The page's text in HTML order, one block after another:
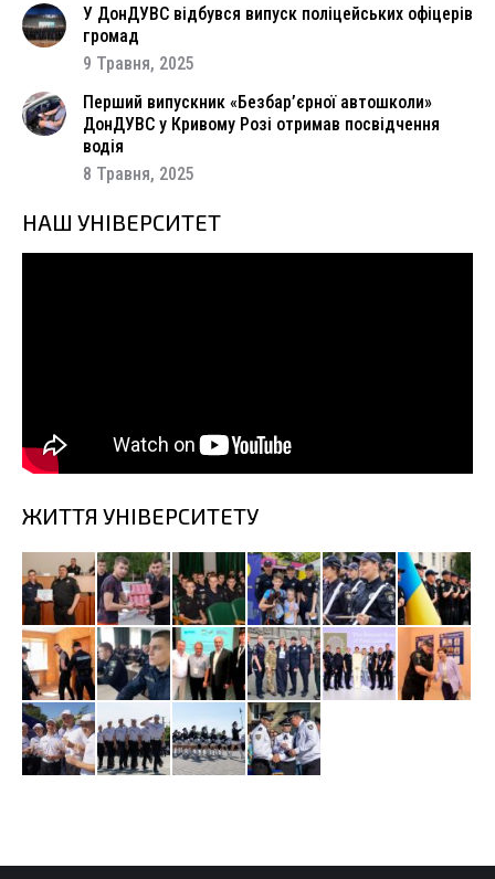
У ДонДУВС відбувся випуск поліцейських офіцерів
громад
9 Травня, 2025
Перший випускник «Безбар’єрної автошколи»
ДонДУВС у Кривому Розі отримав посвідчення
водія
8 Травня, 2025
НАШ УНІВЕРСИТЕТ
ЖИТТЯ УНІВЕРСИТЕТУ